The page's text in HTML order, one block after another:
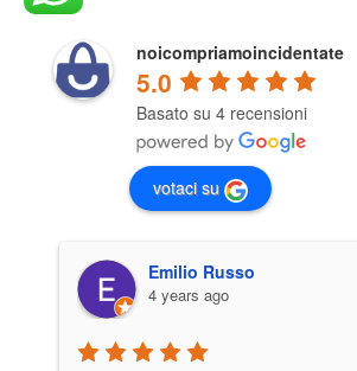
noicompriamoincidentate
5.0
Basato su 4 recensioni
votaci su
Emilio Russo
4 years ago